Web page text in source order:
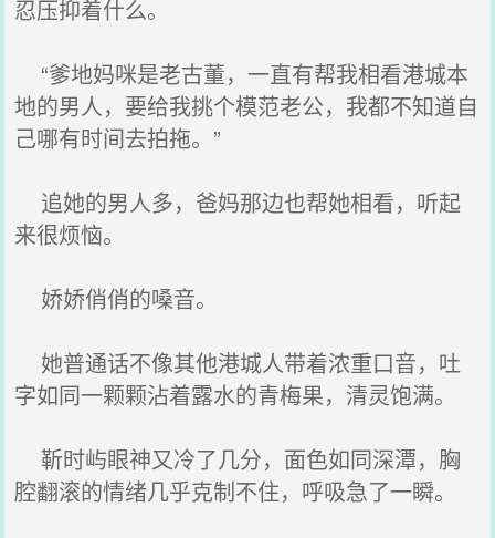
忍压抑着什么。
“爹地妈咪是老古董，一直有帮我相看港城本
地的男人，要给我挑个模范老公，我都不知道自
己哪有时间去拍拖。”
追她的男人多，爸妈那边也帮她相看，听起
来很烦恼。
娇娇俏俏的嗓音。
她普通话不像其他港城人带着浓重口音，吐
字如同一颗颗沾着露水的青梅果，清灵饱满。
靳时屿眼神又冷了几分，面色如同深潭，胸
腔翻滚的情绪几乎克制不住，呼吸急了一瞬。